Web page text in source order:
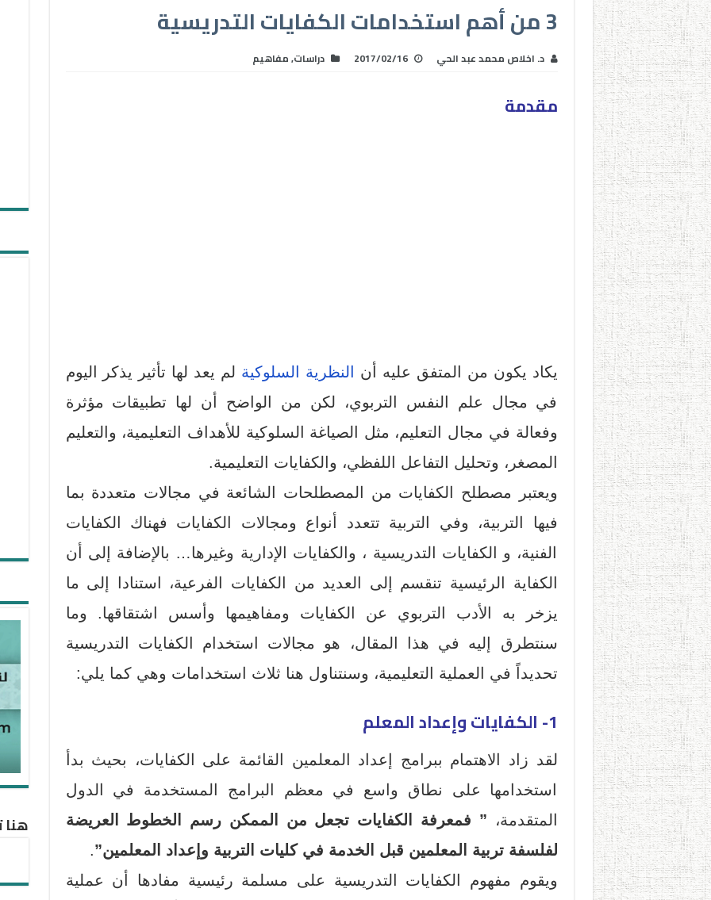
3 من أهم استخدامات الكفايات التدريسية
د. اخلاص محمد عبد الحي 2017/02/16 دراسات,مفاهيم
مقدمة
يكاد يكون من المتفق عليه أن النظرية السلوكية لم يعد لها تأثير يذكر اليوم
في مجال علم النفس التربوي، لكن من الواضح أن لها تطبيقات مؤثرة
وفعالة في مجال التعليم، مثل الصياغة السلوكية للأهداف التعليمية، والتعليم
المصغر، وتحليل التفاعل اللفظي، والكفايات التعليمية.
ويعتبر مصطلح الكفايات من المصطلحات الشائعة في مجالات متعددة بما
فيها التربية، وفي التربية تتعدد أنواع ومجالات الكفايات فهناك الكفايات
الفنية، و الكفايات التدريسية ، والكفايات الإدارية وغيرها… بالإضافة إلى أن
الكفاية الرئيسية تنقسم إلى العديد من الكفايات الفرعية، استنادا إلى ما
يزخر به الأدب التربوي عن الكفايات ومفاهيمها وأسس اشتقاقها. وما
سنتطرق إليه في هذا المقال، هو مجالات استخدام الكفايات التدريسية
تحديداً في العملية التعليمية، وسنتناول هنا ثلاث استخدامات وهي كما يلي:
1- الكفايات وإعداد المعلم
لقد زاد الاهتمام ببرامج إعداد المعلمين القائمة على الكفايات، بحيث بدأ
استخدامها على نطاق واسع في معظم البرامج المستخدمة في الدول
المتقدمة، ” فمعرفة الكفايات تجعل من الممكن رسم الخطوط العريضة
لفلسفة تربية المعلمين قبل الخدمة في كليات التربية وإعداد المعلمين”.
ويقوم مفهوم الكفايات التدريسية على مسلمة رئيسية مفادها أن عملية
هنا